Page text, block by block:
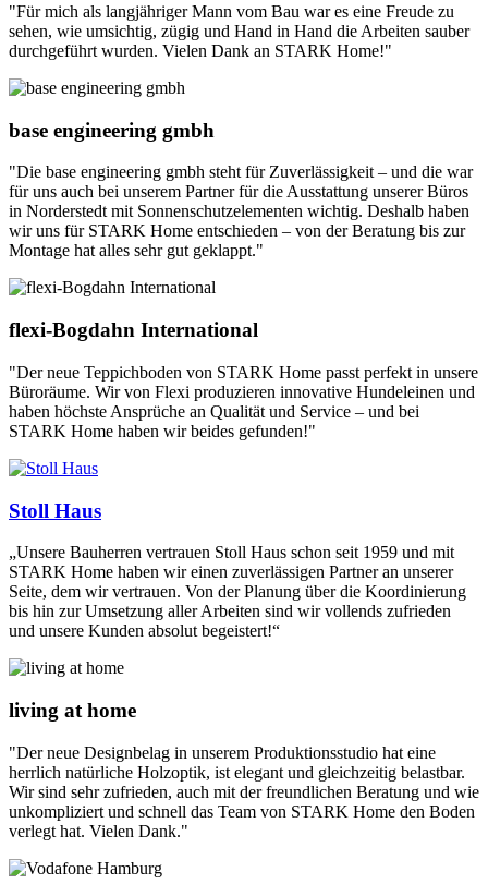
"Für mich als langjähriger Mann vom Bau war es eine Freude zu
sehen, wie umsichtig, zügig und Hand in Hand die Arbeiten sauber
durchgeführt wurden. Vielen Dank an STARK Home!"
base engineering gmbh
"Die base engineering gmbh steht für Zuverlässigkeit – und die war
für uns auch bei unserem Partner für die Ausstattung unserer Büros
in Norderstedt mit Sonnenschutzelementen wichtig. Deshalb haben
wir uns für STARK Home entschieden – von der Beratung bis zur
Montage hat alles sehr gut geklappt."
flexi-Bogdahn International
"Der neue Teppichboden von STARK Home passt perfekt in unsere
Büroräume. Wir von Flexi produzieren innovative Hundeleinen und
haben höchste Ansprüche an Qualität und Service – und bei
STARK Home haben wir beides gefunden!"
Stoll Haus
„Unsere Bauherren vertrauen Stoll Haus schon seit 1959 und mit
STARK Home haben wir einen zuverlässigen Partner an unserer
Seite, dem wir vertrauen. Von der Planung über die Koordinierung
bis hin zur Umsetzung aller Arbeiten sind wir vollends zufrieden
und unsere Kunden absolut begeistert!“
living at home
"Der neue Designbelag in unserem Produktionsstudio hat eine
herrlich natürliche Holzoptik, ist elegant und gleichzeitig belastbar.
Wir sind sehr zufrieden, auch mit der freundlichen Beratung und wie
unkompliziert und schnell das Team von STARK Home den Boden
verlegt hat. Vielen Dank."